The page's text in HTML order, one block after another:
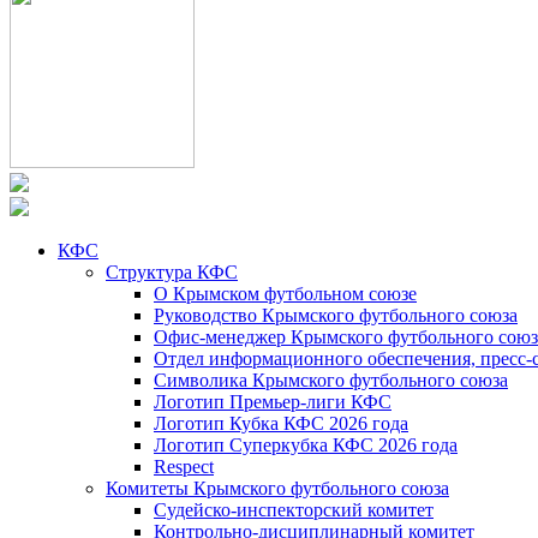
КФС
Структура КФС
О Крымском футбольном союзе
Руководство Крымского футбольного союза
Офис-менеджер Крымского футбольного
Отдел информационного обеспечения, пресс-
Символика Крымского футбольного союза
Логотип Премьер-лиги КФС
Логотип Кубка КФС 2026 года
Логотип Суперкубка КФС 2026 года
Respect
Комитеты Крымского футбольного союза
Судейско-инспекторский комитет
Контрольно-дисциплинарный комитет